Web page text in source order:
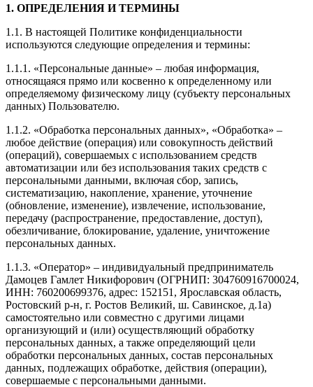
1. ОПРЕДЕЛЕНИЯ И ТЕРМИНЫ
1.1. В настоящей Политике конфиденциальности
используются следующие определения и термины:
1.1.1. «Персональные данные» – любая информация,
относящаяся прямо или косвенно к определенному или
определяемому физическому лицу (субъекту персональных
данных) Пользователю.
1.1.2. «Обработка персональных данных», «Обработка» –
любое действие (операция) или совокупность действий
(операций), совершаемых с использованием средств
автоматизации или без использования таких средств с
персональными данными, включая сбор, запись,
систематизацию, накопление, хранение, уточнение
(обновление, изменение), извлечение, использование,
передачу (распространение, предоставление, доступ),
обезличивание, блокирование, удаление, уничтожение
персональных данных.
1.1.3. «Оператор» – индивидуальный предприниматель
Дамоцев Гамлет Никифорович (ОГРНИП: 304760916700024,
ИНН: 760200699376, адрес: 152151, Ярославская область,
Ростовский р-н, г. Ростов Великий, ш. Савинское, д.1а)
самостоятельно или совместно с другими лицами
организующий и (или) осуществляющий обработку
персональных данных, а также определяющий цели
обработки персональных данных, состав персональных
данных, подлежащих обработке, действия (операции),
совершаемые с персональными данными.